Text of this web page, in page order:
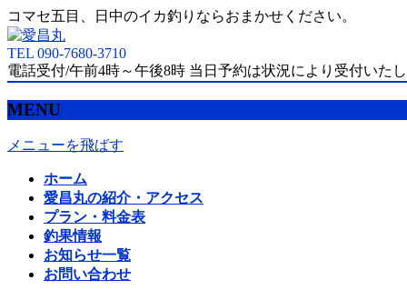
コマセ五目、日中のイカ釣りならおまかせください。
TEL 090-7680-3710
電話受付/午前4時～午後8時 当日予約は状況により受付いた
MENU
メニューを飛ばす
ホーム
愛昌丸の紹介・アクセス
プラン・料金表
釣果情報
お知らせ一覧
お問い合わせ